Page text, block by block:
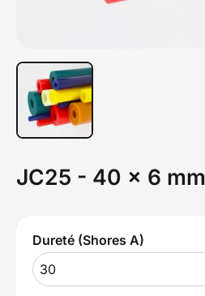
JC25 - 40 x 6 mm
Dureté (Shores A)
30